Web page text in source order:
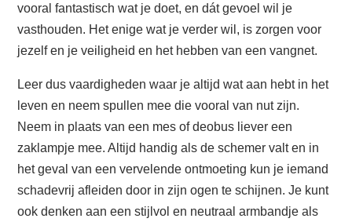
vooral fantastisch wat je doet, en dát gevoel wil je
vasthouden. Het enige wat je verder wil, is zorgen voor
jezelf en je veiligheid en het hebben van een vangnet.
Leer dus vaardigheden waar je altijd wat aan hebt in het
leven en neem spullen mee die vooral van nut zijn.
Neem in plaats van een mes of deobus liever een
zaklampje mee. Altijd handig als de schemer valt en in
het geval van een vervelende ontmoeting kun je iemand
schadevrij afleiden door in zijn ogen te schijnen. Je kunt
ook denken aan een stijlvol en neutraal armbandje als